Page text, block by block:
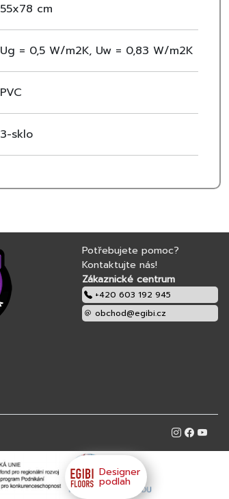
55x78 cm
Ug = 0,5 W/m2K, Uw = 0,83 W/m2K
PVC
3-sklo
Potřebujete pomoc?
Kontaktujte nás!
Zákaznické centrum
+420 603 192 945
obchod@egibi.cz
Designer
podlah